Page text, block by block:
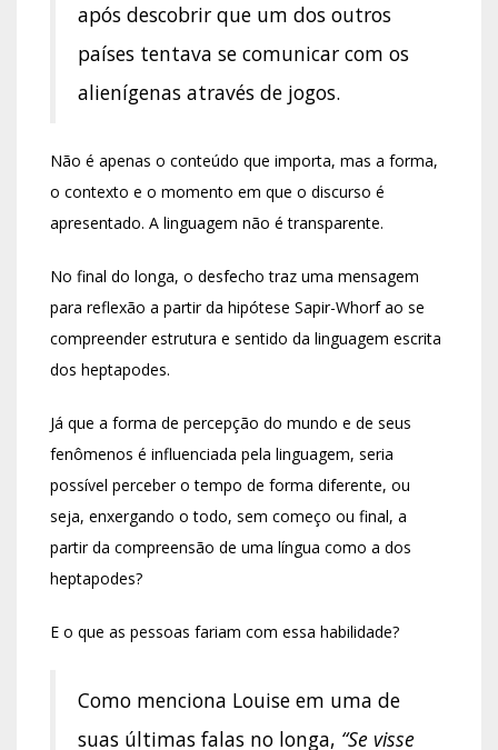
após descobrir que um dos outros
países tentava se comunicar com os
alienígenas através de jogos.
Não é apenas o conteúdo que importa, mas a forma,
o contexto e o momento em que o discurso é
apresentado. A linguagem não é transparente.
No final do longa, o desfecho traz uma mensagem
para reflexão a partir da hipótese Sapir-Whorf ao se
compreender estrutura e sentido da linguagem escrita
dos heptapodes.
Já que a forma de percepção do mundo e de seus
fenômenos é influenciada pela linguagem, seria
possível perceber o tempo de forma diferente, ou
seja, enxergando o todo, sem começo ou final, a
partir da compreensão de uma língua como a dos
heptapodes?
E o que as pessoas fariam com essa habilidade?
Como menciona Louise em uma de
suas últimas falas no longa, “Se visse